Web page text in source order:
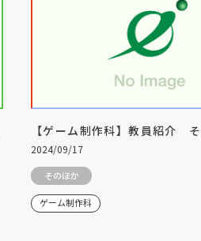
【ゲーム制作科】教員紹介
2024/09/17
そのほか
ゲーム制作科